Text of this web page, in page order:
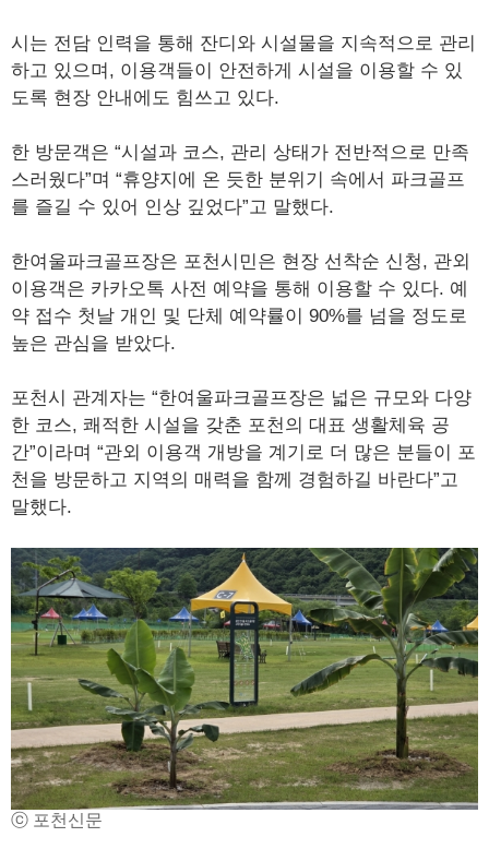
시는 전담 인력을 통해 잔디와 시설물을 지속적으로 관리
하고 있으며, 이용객들이 안전하게 시설을 이용할 수 있
도록 현장 안내에도 힘쓰고 있다.
한 방문객은 “시설과 코스, 관리 상태가 전반적으로 만족
스러웠다”며 “휴양지에 온 듯한 분위기 속에서 파크골프
를 즐길 수 있어 인상 깊었다”고 말했다.
한여울파크골프장은 포천시민은 현장 선착순 신청, 관외
이용객은 카카오톡 사전 예약을 통해 이용할 수 있다. 예
약 접수 첫날 개인 및 단체 예약률이 90%를 넘을 정도로
높은 관심을 받았다.
포천시 관계자는 “한여울파크골프장은 넓은 규모와 다양
한 코스, 쾌적한 시설을 갖춘 포천의 대표 생활체육 공
간”이라며 “관외 이용객 개방을 계기로 더 많은 분들이 포
천을 방문하고 지역의 매력을 함께 경험하길 바란다”고
말했다.
ⓒ 포천신문